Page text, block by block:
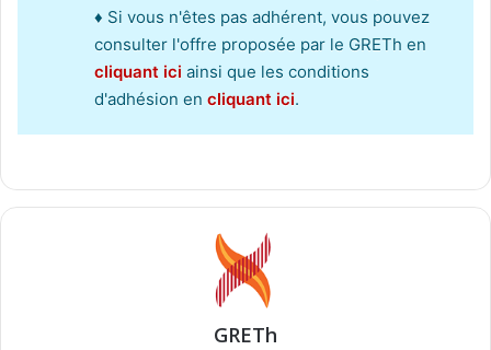
♦ Si vous n'êtes pas adhérent, vous pouvez
consulter l'offre proposée par le GRETh en
cliquant ici ainsi que les conditions
d'adhésion en cliquant ici.
GRETh